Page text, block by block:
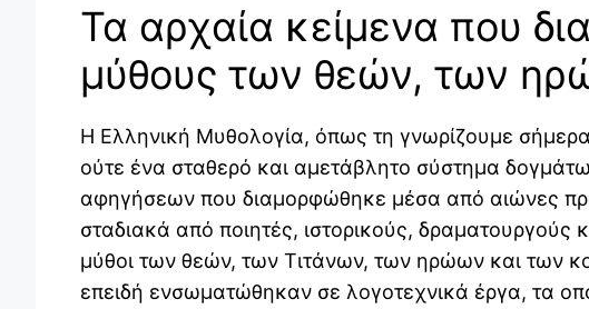
Τα αρχαία κείμενα που
μύθους των θεών, των
Η Ελληνική Μυθολογία, όπως τη γνωρίζουμε σήμερα,
ούτε ένα σταθερό και αμετάβλητο σύστημα
αφηγήσεων που διαμορφώθηκε μέσα από αιώνες
σταδιακά από ποιητές, ιστορικούς, δραματουργούς
μύθοι των θεών, των Τιτάνων, των ηρώων και των
επειδή ενσωματώθηκαν σε λογοτεχνικά έργα, τα